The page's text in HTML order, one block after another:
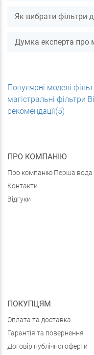
Як вибрати фільтри
Думка експерта про
Популярні моделі
магістральні фільтри
рекомендації(5)
ПРО КОМПАНІЮ
Про компанію Перша вода
Контакти
Відгуки
ПОКУПЦЯМ
Оплата та доставка
Гарантія та повернення
Договір публічної оферти